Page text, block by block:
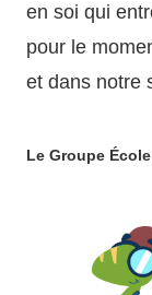
en soi qui
pour le
et dans notre
Le Groupe